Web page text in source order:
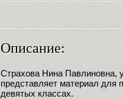
Описание:
Страхова Нина Павлиновна,
представляет материал для
девятых классах.